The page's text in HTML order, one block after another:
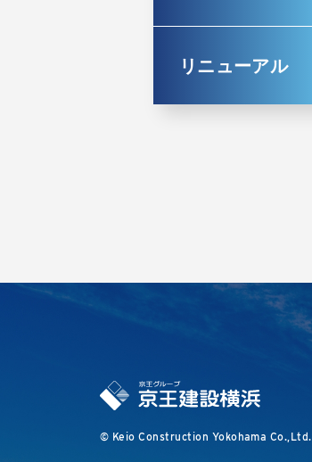
リニューアル
© Keio Construction Yokohama Co.,Ltd.